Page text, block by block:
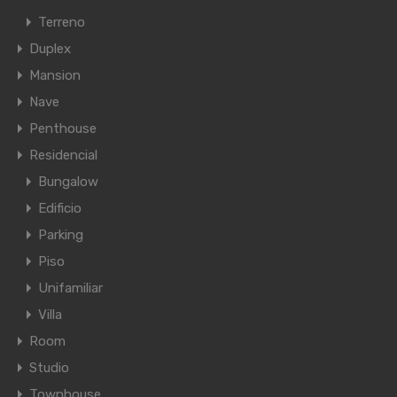
Terreno
Duplex
Mansion
Nave
Penthouse
Residencial
Bungalow
Edificio
Parking
Piso
Unifamiliar
Villa
Room
Studio